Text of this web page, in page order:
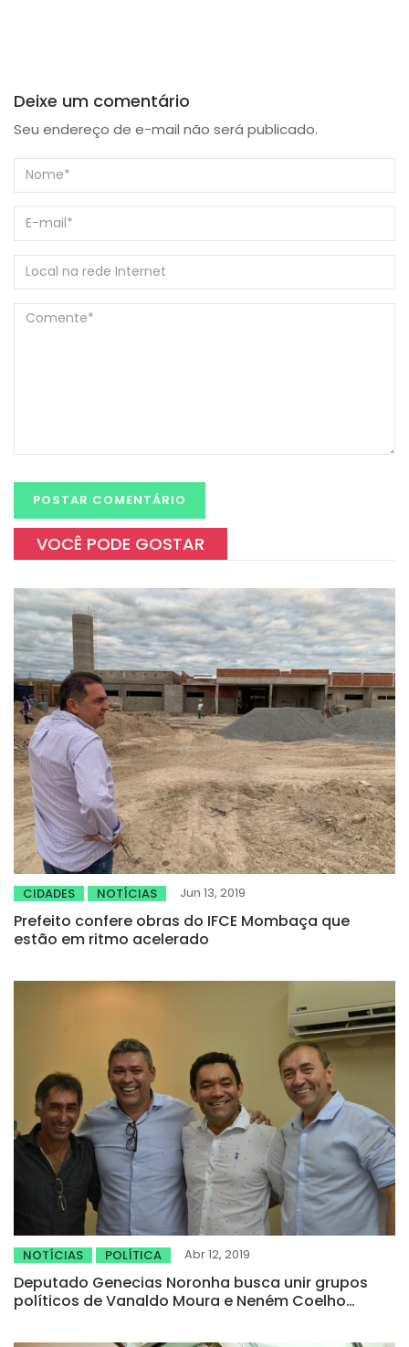
Deixe um comentário
Seu endereço de e-mail não será publicado.
VOCÊ PODE GOSTAR
CIDADES NOTÍCIAS Jun 13, 2019
Prefeito confere obras do IFCE Mombaça que
estão em ritmo acelerado
NOTÍCIAS POLÍTICA Abr 12, 2019
Deputado Genecias Noronha busca unir grupos
políticos de Vanaldo Moura e Neném Coelho